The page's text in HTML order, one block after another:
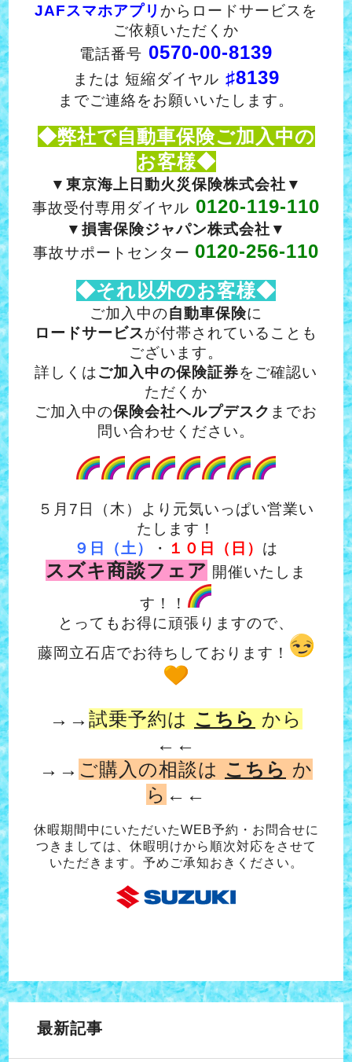
JAFスマホアプリ からロードサービスを
ご依頼いただくか
電話番号 0570-00-8139
または 短縮ダイヤル ♯8139
までご連絡をお願いいたします。
◆弊社で自動車保険ご加入中の
お客様◆
▼東京海上日動火災保険株式会社▼
事故受付専用ダイヤル 0120-119-110
▼損害保険ジャパン株式会社▼
事故サポートセンター 0120-256-110
◆それ以外のお客様◆
ご加入中の自動車保険に
ロードサービスが付帯されていることも
ございます。
詳しくはご加入中の保険証券をご確認い
ただくか
ご加入中の保険会社ヘルプデスク までお
問い合わせください。
５月7日（木）より元気いっぱい営業い
たします！
９日（土）
・ １０日（日） は
スズキ商談フェア 開催いたしま
す！！
とってもお得に頑張りますので、
藤岡立石店でお待ちしております！
→→ 試乗予約は こちら から
←←
→→ ご購入の相談は こちら か
ら ←←
休暇期間中にいただいたWEB予約・お問合せに
つきましては、休暇明けから順次対応をさせて
いただきます。予めご承知おきください。
最新記事